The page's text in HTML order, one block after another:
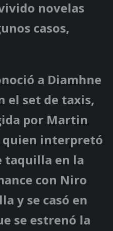
novelas
casos,
a Diamhne
el set de taxis,
por Martin
quien interpretó
taquilla en la
con Niro
y se casó en
se estrenó la